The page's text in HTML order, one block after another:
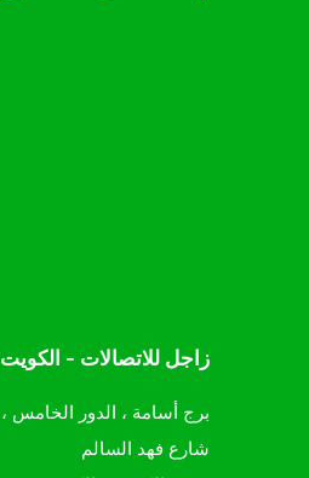
زاجل للاتصالات - الكويت
برج أسامة ، الدور الخامس ،
شارع فهد السالم